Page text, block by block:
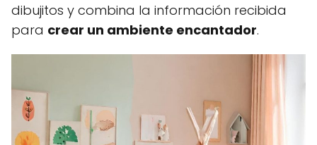
dibujitos y combina la información recibida
para crear un ambiente encantador.